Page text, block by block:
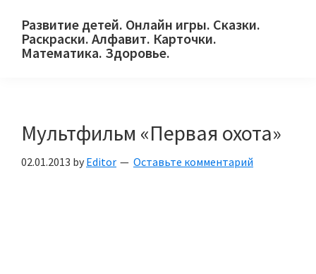
primary
main
primary
Развитие детей. Онлайн игры. Сказки.
Раскраски. Алфавит. Карточки.
Математика. Здоровье.
и
родителей.
Мультфильм «Первая охота»
02.01.2013 by Editor Оставьте комментарий